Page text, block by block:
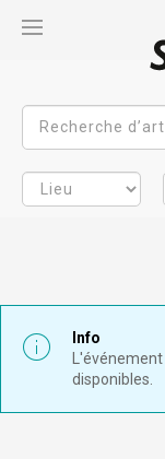
Info
disponibles.